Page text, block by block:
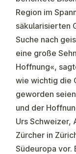
Region im
säkularisierten
Suche nach
eine große
Hoffnung«,
wie wichtig die
geworden
und der
Urs Schweizer,
Zürcher in
Südeuropa vor.